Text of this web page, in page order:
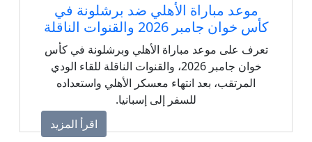
موعد مباراة الأهلي ضد برشلونة في
كأس خوان جامبر 2026 والقنوات الناقلة
تعرف على موعد مباراة الأهلي وبرشلونة في كأس
خوان جامبر 2026، والقنوات الناقلة للقاء الودي
المرتقب، بعد انتهاء معسكر الأهلي واستعداده
للسفر إلى إسبانيا.
اقرأ المزيد